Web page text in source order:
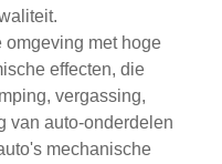
omgeving met hoge
effecten, die
vergassing,
van auto-onderdelen
mechanische